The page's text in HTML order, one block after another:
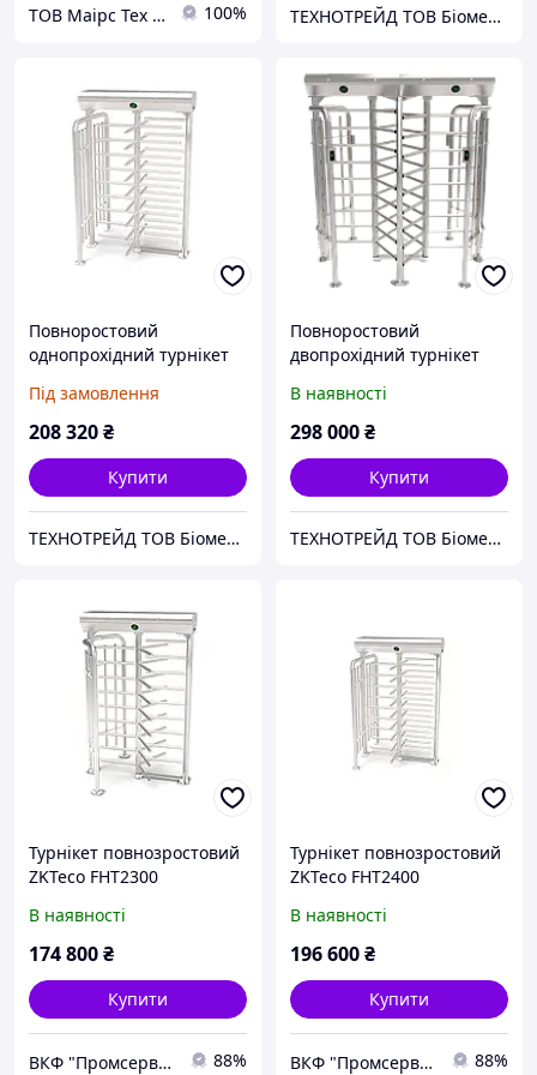
ТОВ Маірс Тех - Комплексні рішення для забезпечення безпеки та контролю доступу 100% ТЕХНОТРЕЙД ТОВ Біометричні системи. RFID. Облік робочого часу.
Повноростовий
однопрохідний турнікет
Під замовлення
208 320₴
Купити
ТЕХНОТРЕЙД ТОВ Біометричні системи. RFID. Облік робочого часу.
Повноростовий
двопрохідний турнікет
В наявності
298 000₴
Купити
ТЕХНОТРЕЙД ТОВ Біометричні системи. RFID. Облік робочого часу.
Турнікет повнозростовий
ZKTeco FHT2300
В наявності
174 800₴
Купити
ВКФ "Промсервіс" 88%
Турнікет повнозростовий
ZKTeco FHT2400
В наявності
196 600₴
Купити
ВКФ "Промсервіс" 88%